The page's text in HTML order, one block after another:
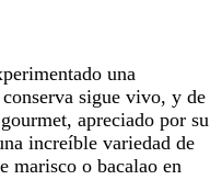
una
sigue vivo, y de
apreciado por su
increíble variedad de
marisco o bacalao en